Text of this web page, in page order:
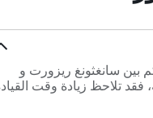
عدم وجود ازدحام مروري، تستغرق عموماً رحلة القيادة لمسافة 12.7 كم بين سانغثونغ ريزورت و
في منطقة حيوية، فقد تلاحظ زيادة وقت